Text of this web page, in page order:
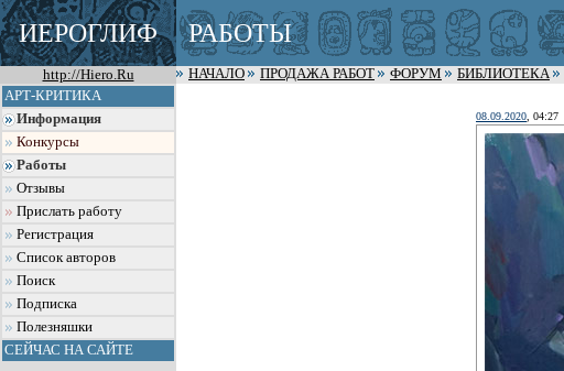
ИЕРОГЛИФ РАБОТЫ
http://Hiero.Ru НАЧАЛО ПРОДАЖА РАБОТ ФОРУМ БИБЛИОТЕКА
АРТ-КРИТИКА
Информация
Конкурсы
Работы
Отзывы
Прислать работу
Регистрация
Список авторов
Поиск
Подписка
Полезняшки
СЕЙЧАС НА САЙТЕ
08.09.2020 , 04:27